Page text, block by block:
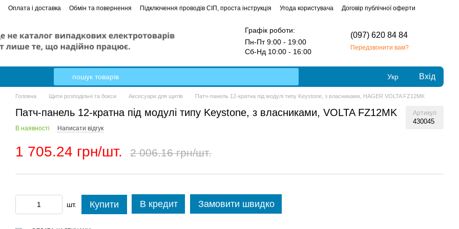
Оплата і доставка Обмін та повернення Підключення проводів СІП, проста інструкція Угода користувача
Договір публічної оферти
Графік роботи:
Пн-Пт 9:00 - 19:00
Сб-Нд 10:00 - 16:00
(097) 620 84 84
Передзвонити вам?
Укр Вхід
Головна Щити розподільчі та бокси Аксесуари для щитів Патч-панель 12-кратна під модулі типу Keystone, з власниками, HAGER VOLTA FZ12MK
Патч-панель 12-кратна під модулі типу Keystone, з власниками, VOLTA FZ12MK Артикул
430045
В наявності Написати відгук
1 705.24 грн/шт. 2 006.16 грн/шт.
шт. Купити В кредит Замовити швидко